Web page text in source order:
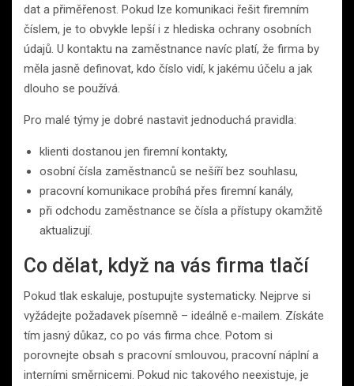
dat a přiměřenost. Pokud lze komunikaci řešit firemním
číslem, je to obvykle lepší i z hlediska ochrany osobních
údajů. U kontaktu na zaměstnance navíc platí, že firma by
měla jasně definovat, kdo číslo vidí, k jakému účelu a jak
dlouho se používá.
Pro malé týmy je dobré nastavit jednoduchá pravidla:
klienti dostanou jen firemní kontakty,
osobní čísla zaměstnanců se nešíří bez souhlasu,
pracovní komunikace probíhá přes firemní kanály,
při odchodu zaměstnance se čísla a přístupy okamžitě
aktualizují.
Co dělat, když na vás firma tlačí
Pokud tlak eskaluje, postupujte systematicky. Nejprve si
vyžádejte požadavek písemně – ideálně e-mailem. Získáte
tím jasný důkaz, co po vás firma chce. Potom si
porovnejte obsah s pracovní smlouvou, pracovní náplní a
interními směrnicemi. Pokud nic takového neexistuje, je